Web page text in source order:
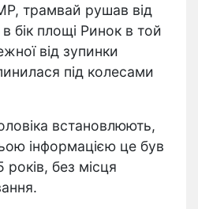
трамвай рушав від
бік площі Ринок в той
від зупинки
під колесами
встановлюють,
інформацією це був
років, без місця